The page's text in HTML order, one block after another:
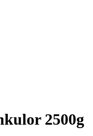
2500g